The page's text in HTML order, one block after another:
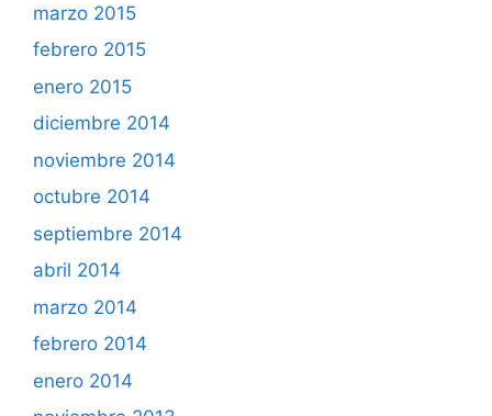
marzo 2015
febrero 2015
enero 2015
diciembre 2014
noviembre 2014
octubre 2014
septiembre 2014
abril 2014
marzo 2014
febrero 2014
enero 2014